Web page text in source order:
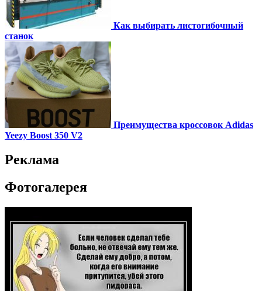
Как выбирать листогибочный
станок
Преимущества кроссовок Adidas
Yeezy Boost 350 V2
Реклама
Фотогалерея